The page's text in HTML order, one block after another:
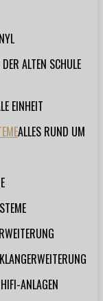
ALTEN SCHULE
EINHEIT
ALLES RUND UM
ANLAGEN